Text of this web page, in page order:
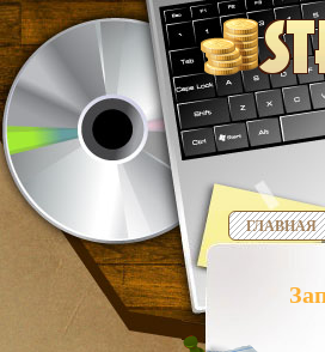
ГЛАВНАЯ